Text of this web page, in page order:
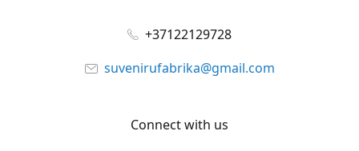
+37122129728
suvenirufabrika@gmail.com
Connect with us